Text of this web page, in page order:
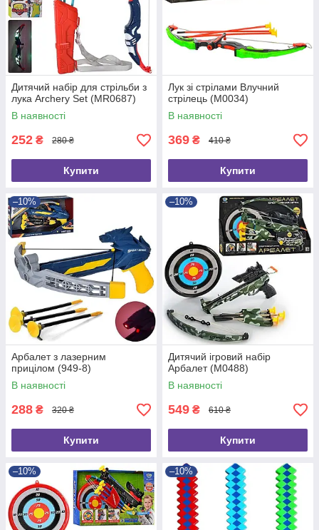
Дитячий набір для стрільби з
лука Archery Set (MR0687)
В наявності
252 ₴ 280 ₴
Купити
Лук зі стрілами Влучний
стрілець (M0034)
В наявності
369 ₴ 410 ₴
Купити
–10%
Арбалет з лазерним
прицілом (949-8)
В наявності
288 ₴ 320 ₴
Купити
–10%
Дитячий ігровий набір
Арбалет (M0488)
В наявності
549 ₴ 610 ₴
Купити
–10% –10%